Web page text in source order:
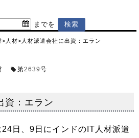
までを
> 人材> 人材派遣会社に出資：エラン
第2639号
資：エラン
日、9日にインドのIT人材派遣